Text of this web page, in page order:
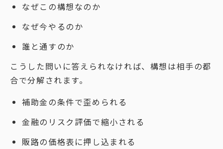
なぜこの構想なのか
なぜ今やるのか
誰と通すのか
こうした問いに答えられなければ、構想は相手の都
合で分解されます。
補助金の条件で歪められる
金融のリスク評価で縮小される
販路の価格表に押し込まれる